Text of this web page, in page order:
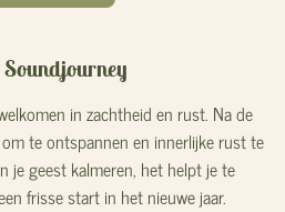
in zachtheid en rust. Na de
te ontspannen en innerlijke rust te
je geest kalmeren, het helpt je te
frisse start in het nieuwe jaar.